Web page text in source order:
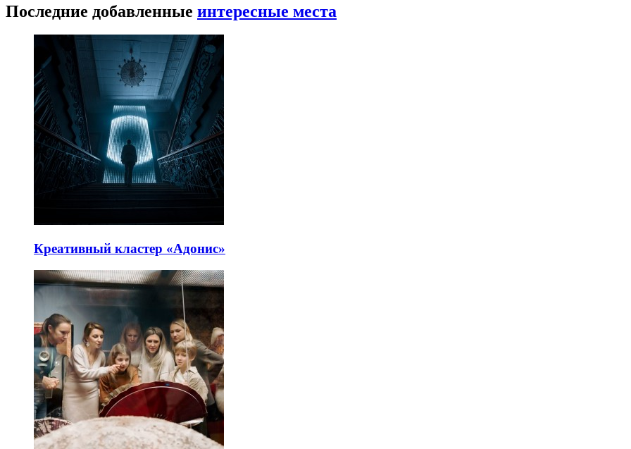
Последние добавленные интересные места
Креативный кластер «Адонис»